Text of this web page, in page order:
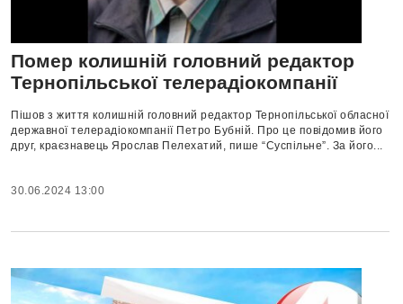
Помер колишній головний редактор
Тернопільської телерадіокомпанії
Пішов з життя колишній головний редактор Тернопільської обласної
державної телерадіокомпанії Петро Бубній. Про це повідомив його
друг, краєзнавець Ярослав Пелехатий, пише “Суспільне”. За його...
30.06.2024 13:00